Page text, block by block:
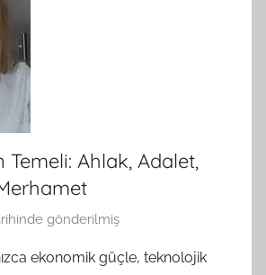
Temeli: Ahlak, Adalet,
gönderilmiş
S
ekonomik güçle, teknolojik